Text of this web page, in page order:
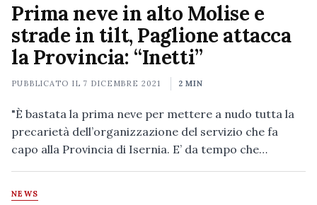
Prima neve in alto Molise e
strade in tilt, Paglione attacca
la Provincia: “Inetti”
PUBBLICATO IL 7 DICEMBRE 2021 2 MIN
"È bastata la prima neve per mettere a nudo tutta la
precarietà dell’organizzazione del servizio che fa
capo alla Provincia di Isernia. E’ da tempo che…
NEWS